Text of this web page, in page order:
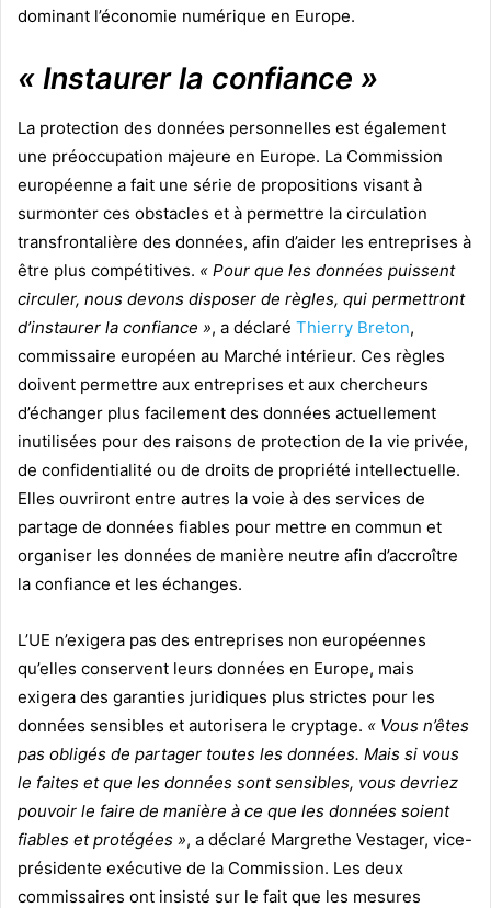
dominant l’économie numérique en Europe.
« Instaurer la confiance »
La protection des données personnelles est également
une préoccupation majeure en Europe. La Commission
européenne a fait une série de propositions visant à
surmonter ces obstacles et à permettre la circulation
transfrontalière des données, afin d’aider les entreprises à
être plus compétitives. « Pour que les données puissent
circuler, nous devons disposer de règles, qui permettront
d’instaurer la confiance », a déclaré Thierry Breton,
commissaire européen au Marché intérieur. Ces règles
doivent permettre aux entreprises et aux chercheurs
d’échanger plus facilement des données actuellement
inutilisées pour des raisons de protection de la vie privée,
de confidentialité ou de droits de propriété intellectuelle.
Elles ouvriront entre autres la voie à des services de
partage de données fiables pour mettre en commun et
organiser les données de manière neutre afin d’accroître
la confiance et les échanges.
L’UE n’exigera pas des entreprises non européennes
qu’elles conservent leurs données en Europe, mais
exigera des garanties juridiques plus strictes pour les
données sensibles et autorisera le cryptage. « Vous n’êtes
pas obligés de partager toutes les données. Mais si vous
le faites et que les données sont sensibles, vous devriez
pouvoir le faire de manière à ce que les données soient
fiables et protégées », a déclaré Margrethe Vestager, vice-
présidente exécutive de la Commission. Les deux
commissaires ont insisté sur le fait que les mesures